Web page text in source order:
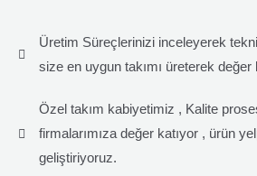
Üretim Süreçlerinizi inceleyerek
size en uygun takımı üreterek değer
Özel takım kabiyetimiz , Kalite
firmalarımıza değer katıyor , ürün
geliştiriyoruz.